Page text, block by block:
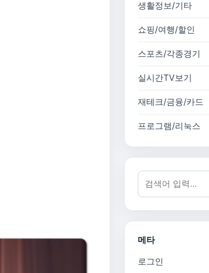
생활정보/기타
쇼핑/여행/할인
스포츠/각종경기
실시간TV보기
재테크/금융/카드
프로그램/리눅스
검색어:
메타
로그인